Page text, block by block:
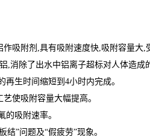
吸附剂,具有吸附速度快,吸附容量大
,消除了出水中铝离子超标对人体造成
生时间缩短到4小时内完成。
使吸附容量大幅提高。
的吸附速率。
结”问题及“假疲劳”现象。